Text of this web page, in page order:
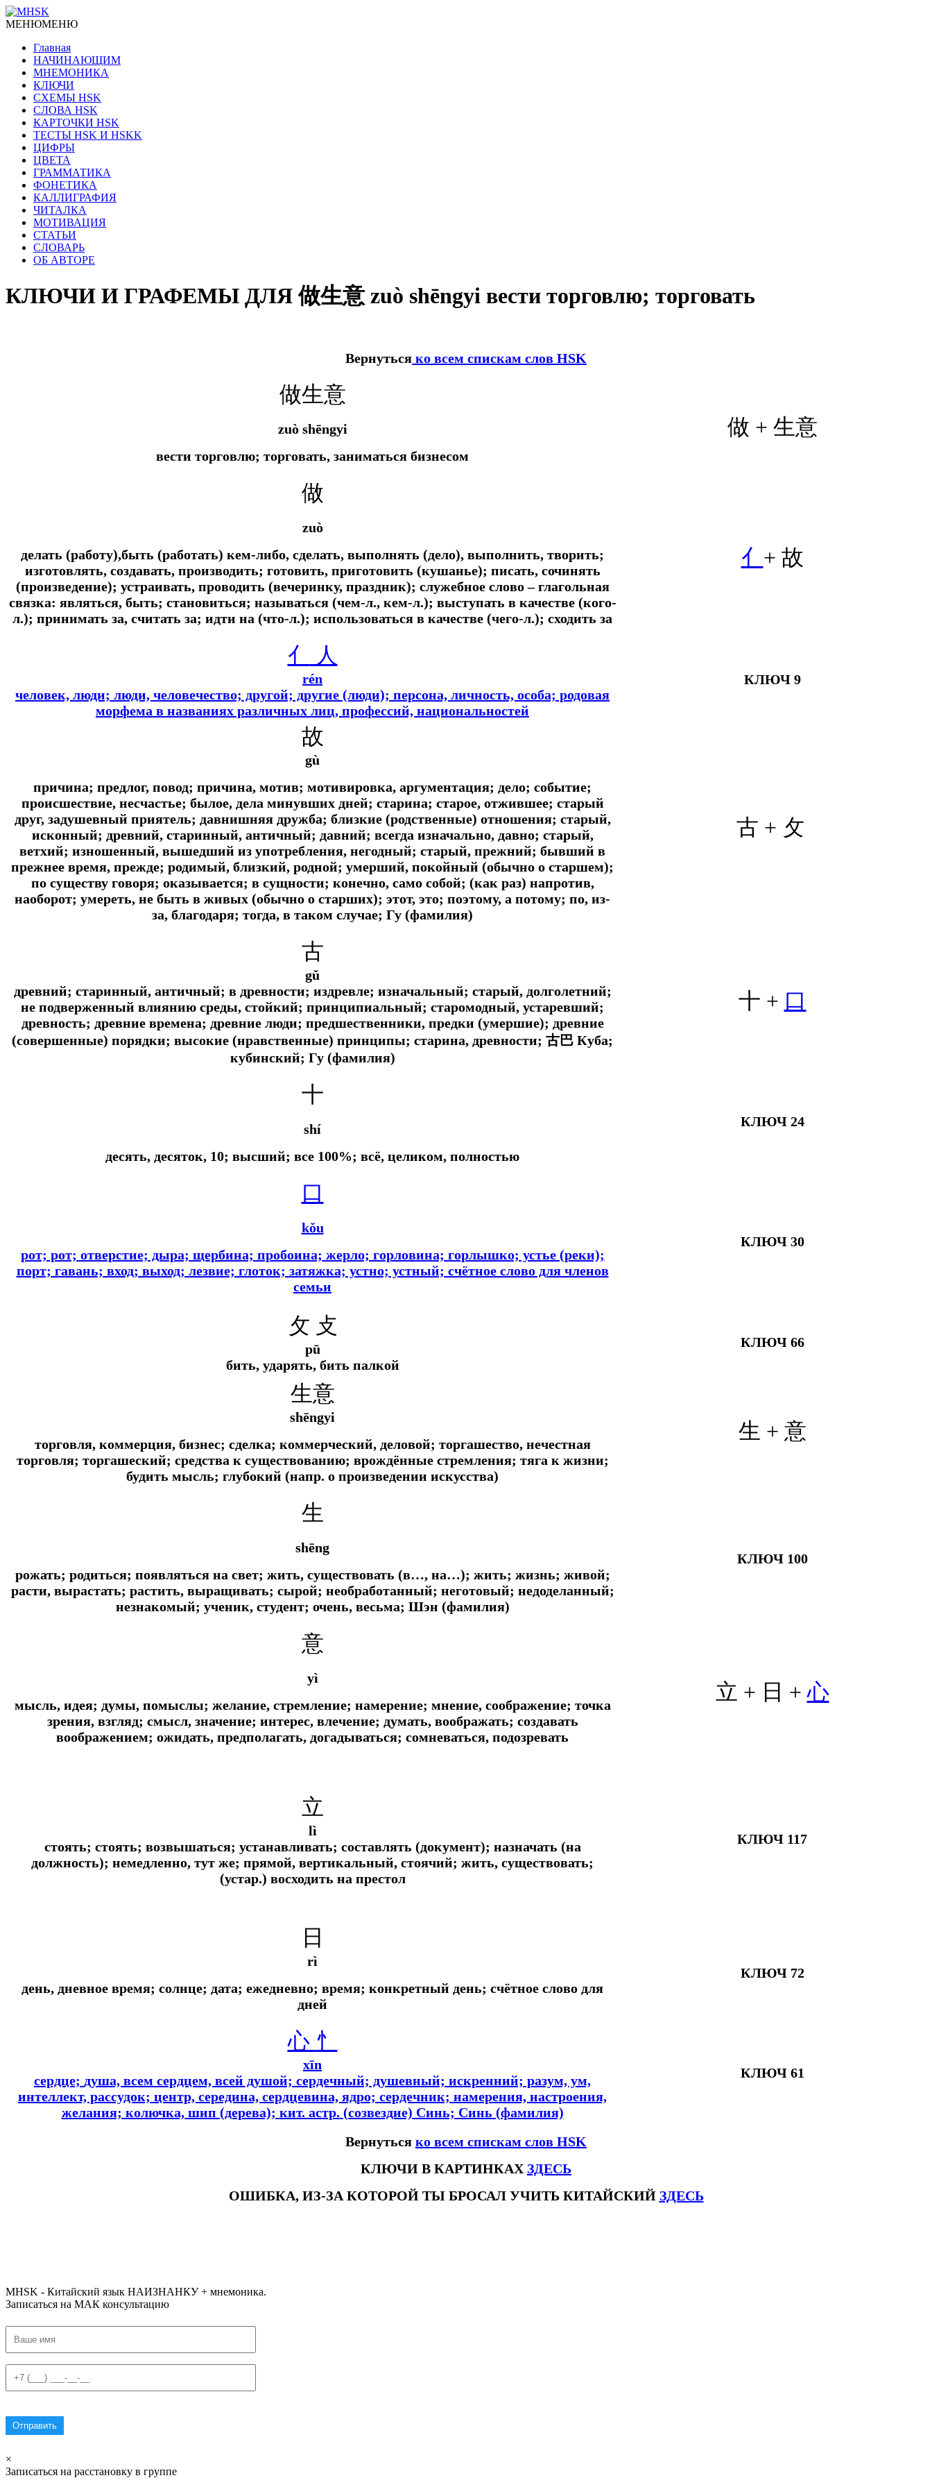
МЕНЮМЕНЮ
Главная
НАЧИНАЮЩИМ
МНЕМОНИКА
КЛЮЧИ
СХЕМЫ HSK
СЛОВА HSK
КАРТОЧКИ HSK
ТЕСТЫ HSK И HSKK
ЦИФРЫ
ЦВЕТА
ГРАММАТИКА
ФОНЕТИКА
КАЛЛИГРАФИЯ
ЧИТАЛКА
МОТИВАЦИЯ
СТАТЬИ
СЛОВАРЬ
ОБ АВТОРЕ
КЛЮЧИ И ГРАФЕМЫ ДЛЯ 做生意 zuò shēngyi вести торговлю; торговать
Вернуться ко всем спискам слов HSK
做生意
zuò shēngyi
вести торговлю; торговать, заниматься бизнесом
做 + 生意
做
zuò
делать (работу),быть (работать) кем-либо, сделать, выполнять (дело), выполнить, творить;
изготовлять, создавать, производить; готовить, приготовить (кушанье); писать, сочинять
(произведение); устраивать, проводить (вечеринку, праздник); служебное слово – глагольная
связка: являться, быть; становиться; называться (чем-л., кем-л.); выступать в качестве (кого-
л.); принимать за, считать за; идти на (что-л.); использоваться в качестве (чего-л.); сходить за
亻 + 故
亻 人
rén
человек, люди; люди, человечество; другой; другие (люди); персона, личность, особа; родовая
морфема в названиях различных лиц, профессий, национальностей
КЛЮЧ 9
故
gù
причина; предлог, повод; причина, мотив; мотивировка, аргументация; дело; событие;
происшествие, несчастье; былое, дела минувших дней; старина; старое, отжившее; старый
друг, задушевный приятель; давнишняя дружба; близкие (родственные) отношения; старый,
исконный; древний, старинный, античный; давний; всегда изначально, давно; старый,
ветхий; изношенный, вышедший из употребления, негодный; старый, прежний; бывший в
прежнее время, прежде; родимый, близкий, родной; умерший, покойный (обычно о старшем);
по существу говоря; оказывается; в сущности; конечно, само собой; (как раз) напротив,
наоборот; умереть, не быть в живых (обычно о старших); этот, это; поэтому, а потому; по, из-
за, благодаря; тогда, в таком случае; Гу (фамилия)
古 + 攵
古
gǔ
древний; старинный, античный; в древности; издревле; изначальный; старый, долголетний;
не подверженный влиянию среды, стойкий; принципиальный; старомодный, устаревший;
древность; древние времена; древние люди; предшественники, предки (умершие); древние
(совершенные) порядки; высокие (нравственные) принципы; старина, древности; 古巴 Куба;
кубинский; Гу (фамилия)
十 + 口
十
shí
десять, десяток, 10; высший; все 100%; всё, целиком, полностью
КЛЮЧ 24
口
kǒu
рот; рот; отверстие; дыра; щербина; пробоина; жерло; горловина; горлышко; устье (реки);
порт; гавань; вход; выход; лезвие; глоток; затяжка; устно; устный; счётное слово для членов
семьи
КЛЮЧ 30
攵 攴
pū
бить, ударять, бить палкой
КЛЮЧ 66
生意
shēngyi
торговля, коммерция, бизнес; сделка; коммерческий, деловой; торгашество, нечестная
торговля; торгашеский; средства к существованию; врождённые стремления; тяга к жизни;
будить мысль; глубокий (напр. о произведении искусства)
生 + 意
生
shēng
рожать; родиться; появляться на свет; жить, существовать (в…, на…); жить; жизнь; живой;
расти, вырастать; растить, выращивать; сырой; необработанный; неготовый; недоделанный;
незнакомый; ученик, студент; очень, весьма; Шэн (фамилия)
КЛЮЧ 100
意
yì
мысль, идея; думы, помыслы; желание, стремление; намерение; мнение, соображение; точка
зрения, взгляд; смысл, значение; интерес, влечение; думать, воображать; создавать
воображением; ожидать, предполагать, догадываться; сомневаться, подозревать
立 + 日 +心
立
lì
стоять; стоять; возвышаться; устанавливать; составлять (документ); назначать (на
должность); немедленно, тут же; прямой, вертикальный, стоячий; жить, существовать;
(устар.) восходить на престол
КЛЮЧ 117
日
rì
день, дневное время; солнце; дата; ежедневно; время; конкретный день; счётное слово для
дней
КЛЮЧ 72
心 忄
xīn
сердце; душа, всем сердцем, всей душой; сердечный; душевный; искренний; разум, ум,
интеллект, рассудок; центр, середина, сердцевина, ядро; сердечник; намерения, настроения,
желания; колючка, шип (дерева); кит. астр. (созвездие) Синь; Синь (фамилия)
КЛЮЧ 61
Вернуться ко всем спискам слов HSK
КЛЮЧИ В КАРТИНКАХ ЗДЕСЬ
ОШИБКА, ИЗ-ЗА КОТОРОЙ ТЫ БРОСАЛ УЧИТЬ КИТАЙСКИЙ ЗДЕСЬ
MHSK - Китайский язык НАИЗНАНКУ + мнемоника.
Записаться на МАК консультацию
×
Записаться на расстановку в группе